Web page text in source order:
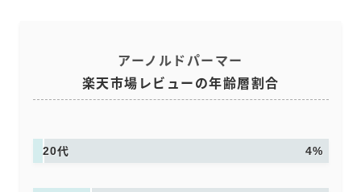
アーノルドパーマー
楽天市場レビューの年齢層割合
20代 4%